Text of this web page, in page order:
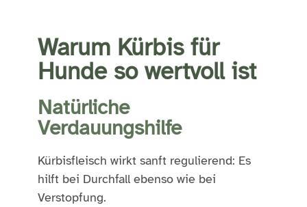
Warum Kürbis für
Hunde so wertvoll ist
Natürliche
Verdauungshilfe
Kürbisfleisch wirkt sanft regulierend: Es
hilft bei Durchfall ebenso wie bei
Verstopfung.